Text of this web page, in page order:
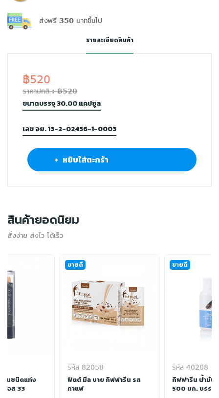
ส่งฟรี 350 บาทขึ้นไป
รายละเอียดสินค้า
฿520
ราคาปกติ : ฿520
ขนาดบรรจุ 30.00 แคปซูล
เลข อย. 13-2-02456-1-0003
+ หยิบใส่ตะกร้า
สินค้ายอดนิยม
สั่งง่าย ส่งไว ได้เร็ว
พื้นชนิดแท่ง
เอส 33
ขายดี
รหัส 82058
ฟิตต์ มีล บาย กิฟฟารีน รส
กาแฟ
ขายดี
รหัส 40208
กิฟฟารีน น้ำมัน
500 มก. บรรจุ